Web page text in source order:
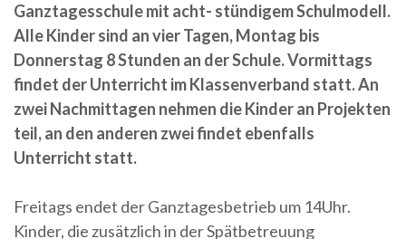
Ganztagesschule mit acht- stündigem Schulmodell.
Alle Kinder sind an vier Tagen, Montag bis
Donnerstag 8 Stunden an der Schule. Vormittags
findet der Unterricht im Klassenverband statt. An
zwei Nachmittagen nehmen die Kinder an Projekten
teil, an den anderen zwei findet ebenfalls
Unterricht statt.
Freitags endet der Ganztagesbetrieb um 14Uhr.
Kinder, die zusätzlich in der Spätbetreuung